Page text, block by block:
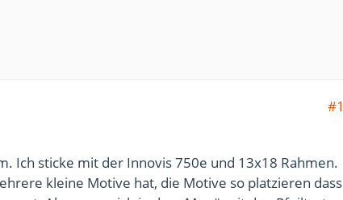
#1
Ich sticke mit der Innovis 750e und 13x18 Rahmen.
kleine Motive hat, die Motive so platzieren dass